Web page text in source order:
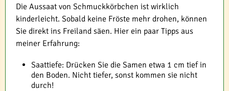
Die Aussaat von Schmuckkörbchen ist wirklich
kinderleicht. Sobald keine Fröste mehr drohen, können
Sie direkt ins Freiland säen. Hier ein paar Tipps aus
meiner Erfahrung:
Saattiefe: Drücken Sie die Samen etwa 1 cm tief in
den Boden. Nicht tiefer, sonst kommen sie nicht
durch!